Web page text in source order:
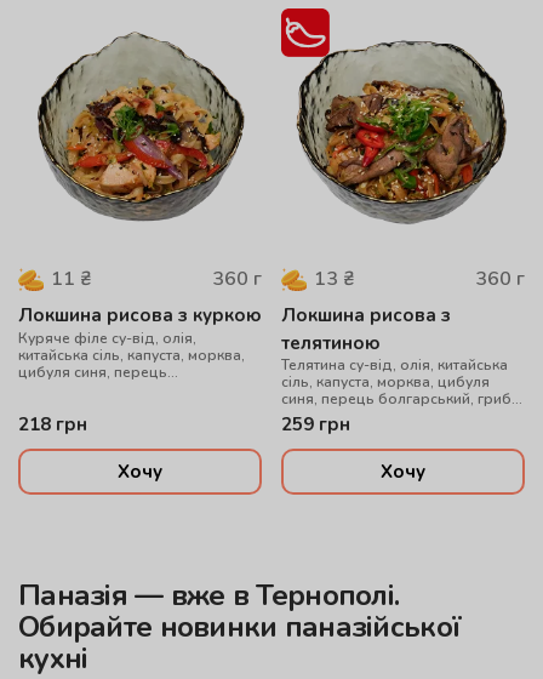
11 ₴ 360 г
Локшина рисова з куркою
Куряче філе су-від, олія,
китайська сіль, капуста, морква,
цибуля синя, перець
зелена, кунжут мікс
218 грн
Хочу
13 ₴ 360 г
Локшина рисова з
телятиною
Телятина су-від, олія, китайська
сіль, капуста, морква, цибуля
синя, перець болгарський, гриби
муер, рисова локшина, соус WOK,
цибуля зелена, кунжут мікс,
перець чилі гострий
259 грн
Хочу
Паназія — вже в Тернополі.
Обирайте новинки паназійської
кухні